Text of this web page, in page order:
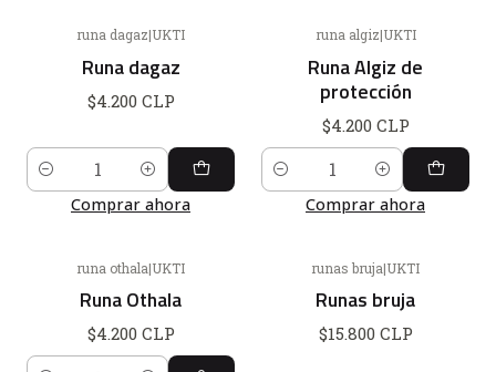
runa dagaz|UKTI
Runa dagaz
$4.200 CLP
Cantidad
Comprar ahora
runa algiz|UKTI
Runa Algiz de
protección
$4.200 CLP
Cantidad
Comprar ahora
runa othala|UKTI
Runa Othala
$4.200 CLP
runas bruja|UKTI
Runas bruja
$15.800 CLP